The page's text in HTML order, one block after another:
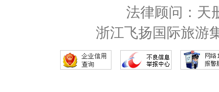
法律顾问：天
浙江飞扬国际旅游